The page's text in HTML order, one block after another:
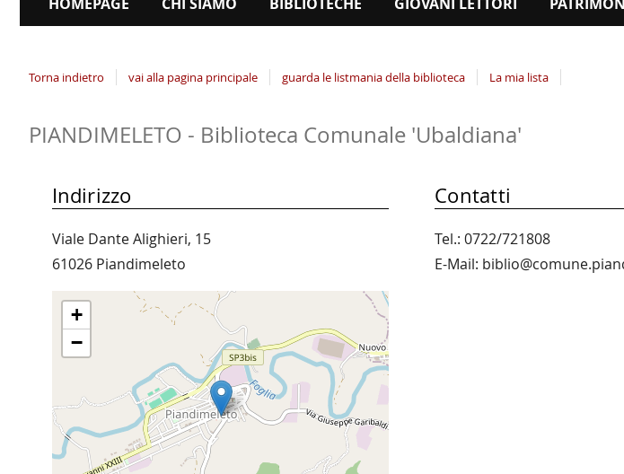
Torna indietro vai alla pagina principale guarda le listmania della biblioteca La mia lista
PIANDIMELETO - Biblioteca Comunale 'Ubaldiana'
+
−
Indirizzo
Viale Dante Alighieri, 15
61026 Piandimeleto
Contatti
Tel.: 0722/721808
E-Mail: